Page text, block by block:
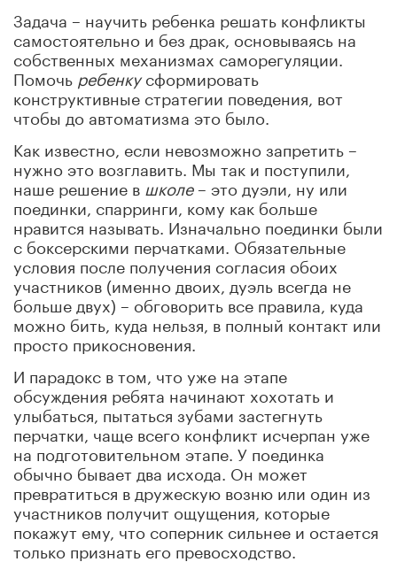
Задача – научить ребенка решать конфликты
самостоятельно и без драк, основываясь на
собственных механизмах саморегуляции.
Помочь ребенкусформировать
конструктивные стратегии поведения, вот
чтобы до автоматизма это было.
Как известно, если невозможно запретить –
нужно это возглавить. Мы так и поступили,
наше решение в школе– это дуэли, ну или
поединки, спарринги, кому как больше
нравится называть. Изначально поединки были
с боксерскими перчатками. Обязательные
условия после получения согласия обоих
участников (именно двоих, дуэль всегда не
больше двух) – обговорить все правила, куда
можно бить, куда нельзя, в полный контакт или
просто прикосновения.
И парадокс в том, что уже на этапе
обсуждения ребята начинают хохотать и
улыбаться, пытаться зубами застегнуть
перчатки, чаще всего конфликт исчерпан уже
на подготовительном этапе. У поединка
обычно бывает два исхода. Он может
превратиться в дружескую возню или один из
участников получит ощущения, которые
покажут ему, что соперник сильнее и остается
только признать его превосходство.